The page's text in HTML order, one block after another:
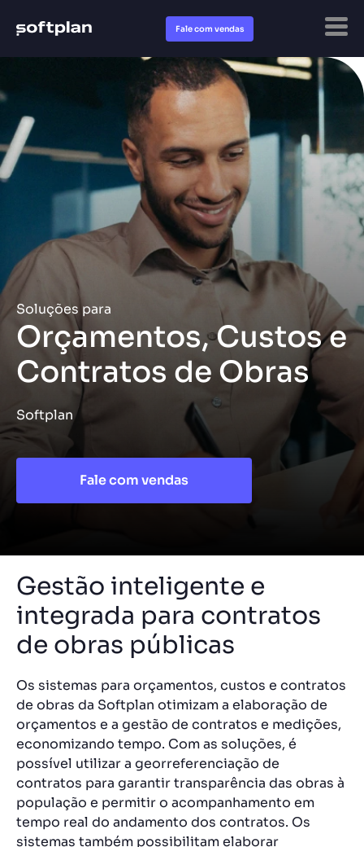
Fale com vendas
Soluções para
Orçamentos, Custos e
Contratos de Obras
Softplan
Fale com vendas
Gestão inteligente e
integrada para contratos
de obras públicas
Os sistemas para orçamentos, custos e contratos
de obras da Softplan otimizam a elaboração de
orçamentos e a gestão de contratos e medições,
economizando tempo. Com as soluções, é
possível utilizar a georreferenciação de
contratos para garantir transparência das obras à
população e permitir o acompanhamento em
tempo real do andamento dos contratos. Os
sistemas também possibilitam elaborar